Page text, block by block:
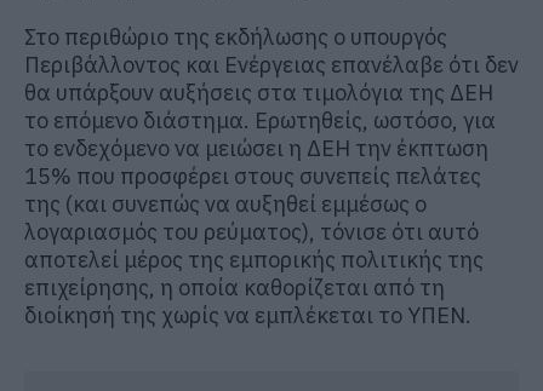
Στο περιθώριο της εκδήλωσης ο υπουργός
Περιβάλλοντος και Ενέργειας επανέλαβε ότι δεν
θα υπάρξουν αυξήσεις στα τιμολόγια της ΔΕΗ
το επόμενο διάστημα. Ερωτηθείς, ωστόσο, για
το ενδεχόμενο να μειώσει η ΔΕΗ την έκπτωση
15% που προσφέρει στους συνεπείς πελάτες
της (και συνεπώς να αυξηθεί εμμέσως ο
λογαριασμός του ρεύματος), τόνισε ότι αυτό
αποτελεί μέρος της εμπορικής πολιτικής της
επιχείρησης, η οποία καθορίζεται από τη
διοίκησή της χωρίς να εμπλέκεται το ΥΠΕΝ.